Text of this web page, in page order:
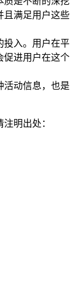
且满足用户这些
投入。用户在平
促进用户在这个
活动信息，也是
明出处：